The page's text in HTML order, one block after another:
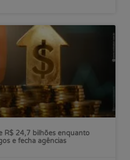
R$ 24,7 bilhões enquanto
e fecha agências